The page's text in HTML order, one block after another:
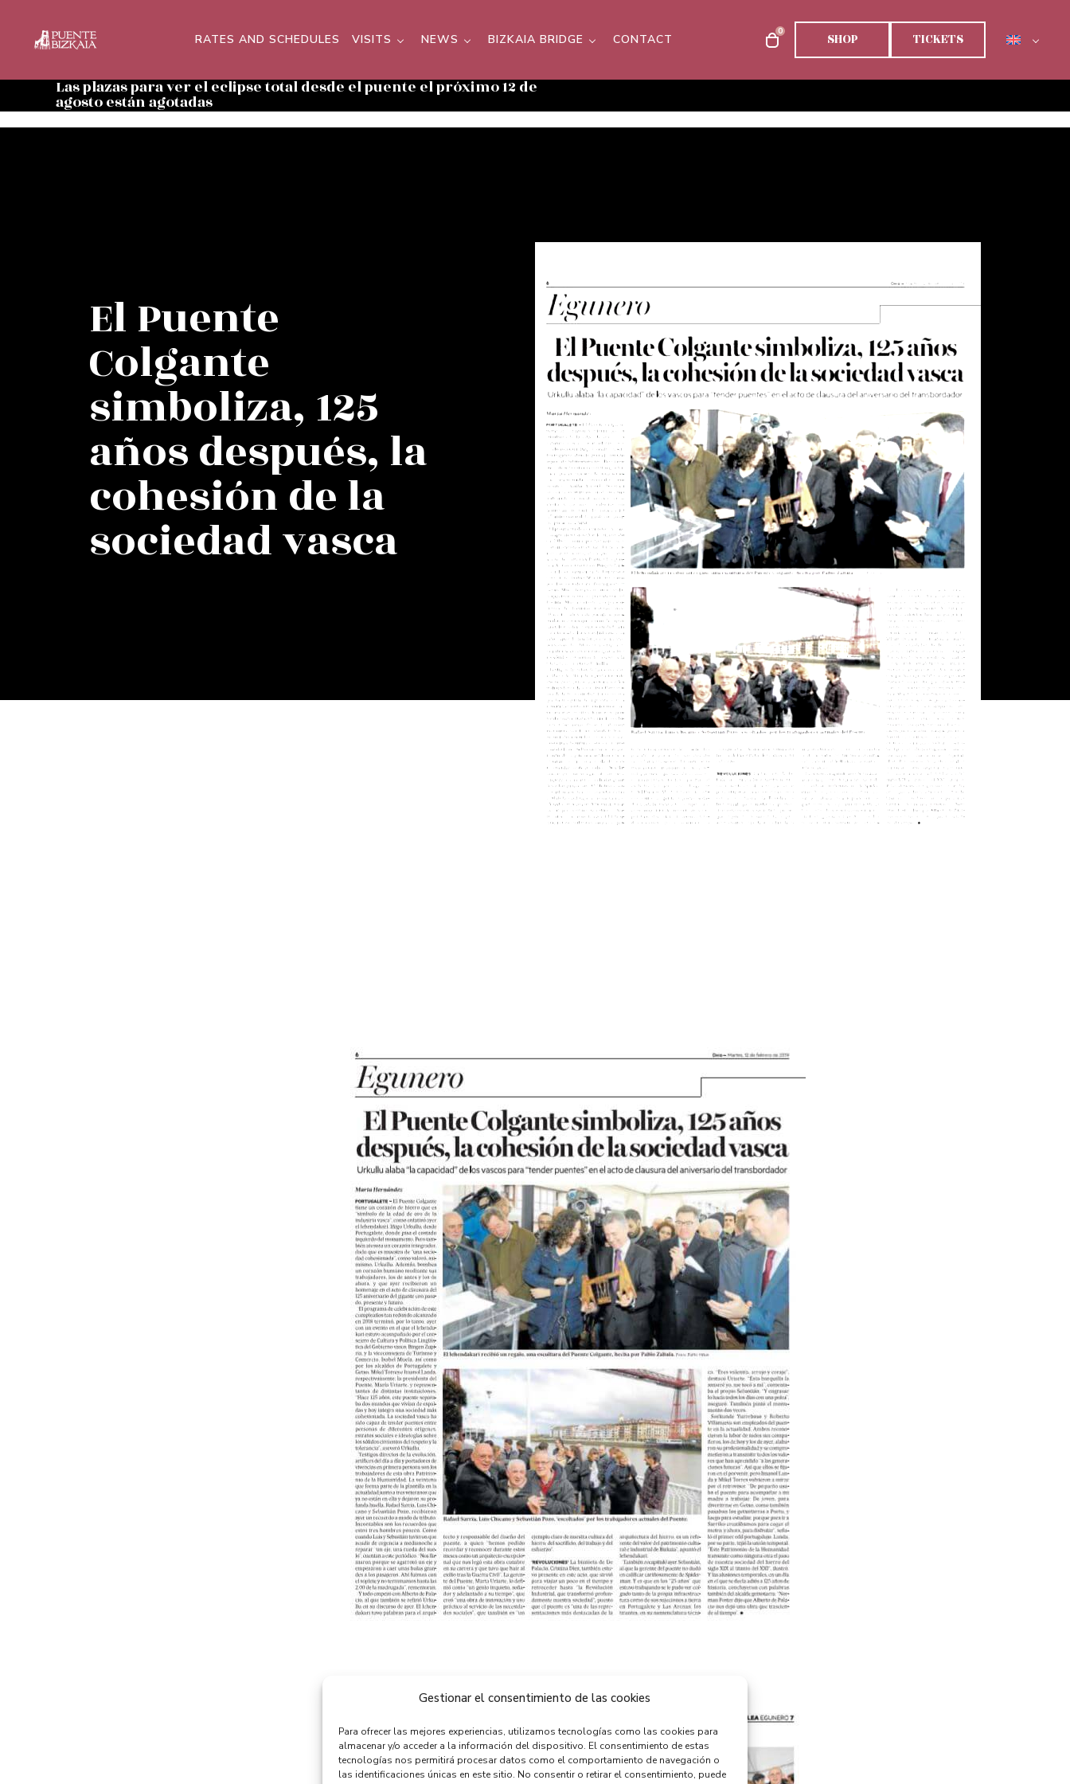
Gestionar el consentimiento de las cookies
Para ofrecer las mejores experiencias, utilizamos tecnologías como las cookies para
almacenar y/o acceder a la información del dispositivo. El consentimiento de estas
tecnologías nos permitirá procesar datos como el comportamiento de navegación o
las identificaciones únicas en este sitio. No consentir o retirar el consentimiento, puede
RATES AND SCHEDULES VISITS NEWS BIZKAIA BRIDGE CONTACT
0 SHOP TICKETS
Las plazas para ver el eclipse total desde el puente el próximo 12 de
agosto están agotadas
El Puente
Colgante
simboliza, 125
años después, la
cohesión de la
sociedad vasca